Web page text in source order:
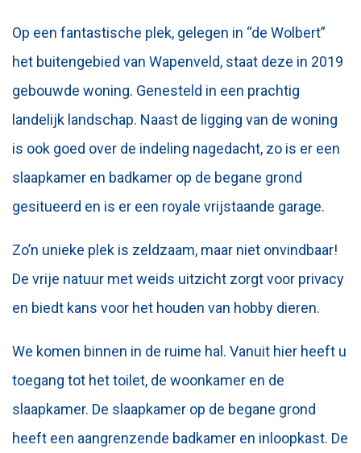
Op een fantastische plek, gelegen in “de Wolbert”
het buitengebied van Wapenveld, staat deze in 2019
gebouwde woning. Genesteld in een prachtig
landelijk landschap. Naast de ligging van de woning
is ook goed over de indeling nagedacht, zo is er een
slaapkamer en badkamer op de begane grond
gesitueerd en is er een royale vrijstaande garage.
Zo’n unieke plek is zeldzaam, maar niet onvindbaar!
De vrije natuur met weids uitzicht zorgt voor privacy
en biedt kans voor het houden van hobby dieren.
We komen binnen in de ruime hal. Vanuit hier heeft u
toegang tot het toilet, de woonkamer en de
slaapkamer. De slaapkamer op de begane grond
heeft een aangrenzende badkamer en inloopkast. De